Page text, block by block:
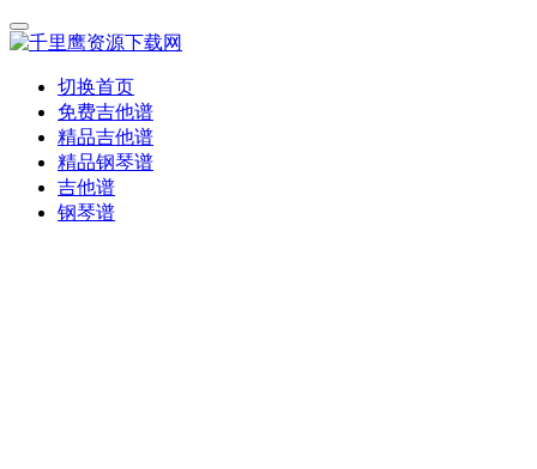
切换首页
免费吉他谱
精品吉他谱
精品钢琴谱
吉他谱
钢琴谱